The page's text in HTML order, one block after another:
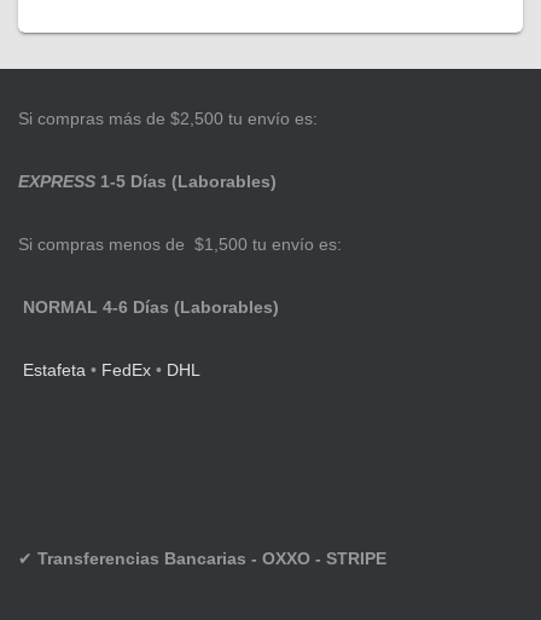
Si compras más de $2,500 tu envío es:
EXPRESS 1-5 Días (Laborables)
Si compras menos de $1,500 tu envío es:
NORMAL 4-6 Días (Laborables)
Estafeta • FedEx • DHL
✔ Transferencias Bancarias - OXXO - STRIPE